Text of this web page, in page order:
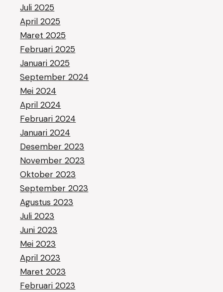
Juli 2025
April 2025
Maret 2025
Februari 2025
Januari 2025
September 2024
Mei 2024
April 2024
Februari 2024
Januari 2024
Desember 2023
November 2023
Oktober 2023
September 2023
Agustus 2023
Juli 2023
Juni 2023
Mei 2023
April 2023
Maret 2023
Februari 2023